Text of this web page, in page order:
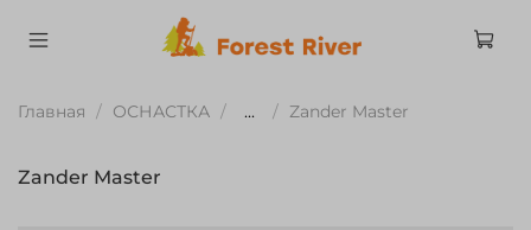
Главная ОСНАСТКА ... Zander Master
Zander Master